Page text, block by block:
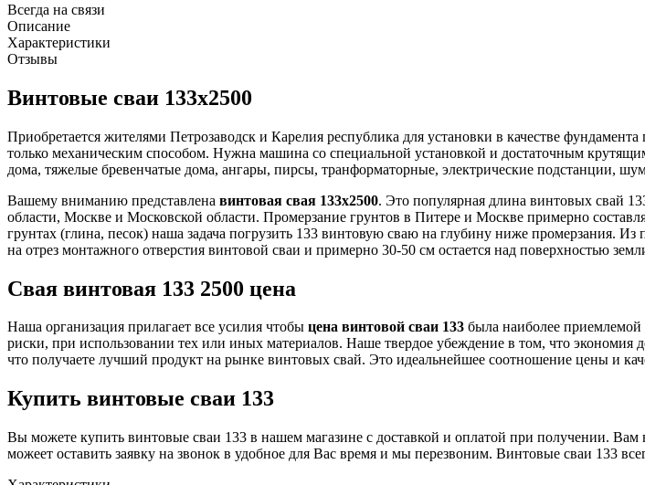
Всегда на связи
Описание
Характеристики
Отзывы
Винтовые сваи 133х2500
Приобретается жителями Петрозаводск и Карелия республика для установки в качестве
только механическим способом. Нужна машина со специальной установкой и достаточным
дома, тяжелые бревенчатые дома, ангары, пирсы, транформаторные, электрические подстанции,
Вашему вниманию представлена винтовая свая 133х2500. Это популярная длина винтовых свай
области, Москве и Московской области. Промерзание грунтов в Питере и Москве примерно
грунтах (глина, песок) наша задача погрузить 133 винтовую сваю на глубину ниже промерзания.
на отрез монтажного отверстия винтовой сваи и примерно 30-50 см остается над поверхностью
Свая винтовая 133 2500 цена
Наша организация прилагает все усилия чтобы цена винтовой сваи 133 была наиболее
риски, при использовании тех или иных материалов. Наше твердое убеждение в том, что
что получаете лучший продукт на рынке винтовых свай. Это идеальнейшее соотношение цены и
Купить винтовые сваи 133
Вы можете купить винтовые сваи 133 в нашем магазине с доставкой и оплатой при получении.
можеет оставить заявку на звонок в удобное для Вас время и мы перезвоним. Винтовые сваи 133